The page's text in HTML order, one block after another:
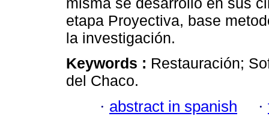
etapa Proyectiva, base
la investigación.
Keywords : Restauración;
del Chaco.
· abstract in spanish ·